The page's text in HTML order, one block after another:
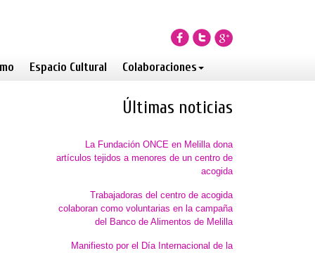
Espacio Cultural Colaboraciones
Últimas noticias
La Fundación ONCE en Melilla dona
artículos tejidos a menores de un centro de
acogida
Trabajadoras del centro de acogida
colaboran como voluntarias en la campaña
del Banco de Alimentos de Melilla
Manifiesto por el Día Internacional de la